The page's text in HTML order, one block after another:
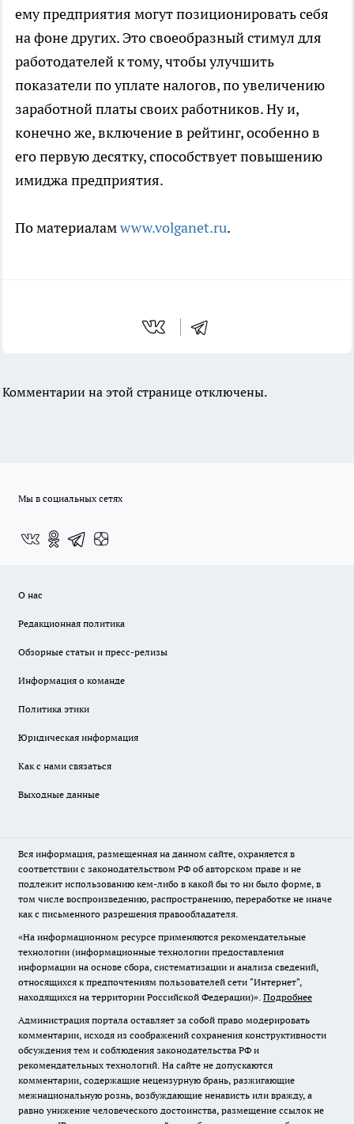
ему предприятия могут позиционировать себя
на фоне других. Это своеобразный стимул для
работодателей к тому, чтобы улучшить
показатели по уплате налогов, по увеличению
заработной платы своих работников. Ну и,
конечно же, включение в рейтинг, особенно в
его первую десятку, способствует повышению
имиджа предприятия.
По материаламwww.volganet.ru.
Комментарии на этой странице отключены.
Мы в социальных сетях
О нас
Редакционная политика
Обзорные статьи и пресс-релизы
Информация о команде
Политика этики
Юридическая информация
Как с нами связаться
Выходные данные
Вся информация, размещенная на данном сайте, охраняется в
соответствии с законодательством РФ об авторском праве и не
подлежит использованию кем-либо в какой бы то ни было форме, в
том числе воспроизведению, распространению, переработке не иначе
как с письменного разрешения правообладателя.
«На информационном ресурсе применяются рекомендательные
технологии (информационные технологии предоставления
информации на основе сбора, систематизации и анализа сведений,
относящихся к предпочтениям пользователей сети "Интернет",
находящихся на территории Российской Федерации)». Подробнее
Администрация портала оставляет за собой право модерировать
комментарии, исходя из соображений сохранения конструктивности
обсуждения тем и соблюдения законодательства РФ и
рекомендательных технологий. На сайте не допускаются
комментарии, содержащие нецензурную брань, разжигающие
межнациональную рознь, возбуждающие ненависть или вражду, а
равно унижение человеческого достоинства, размещение ссылок не